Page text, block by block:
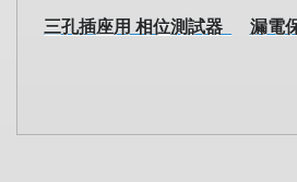
三孔插座用 相位測試器 漏電